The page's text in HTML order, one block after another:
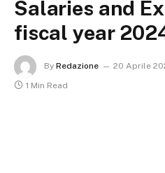
Salaries and
fiscal year
By Redazione 20 Aprile
1 Min Read